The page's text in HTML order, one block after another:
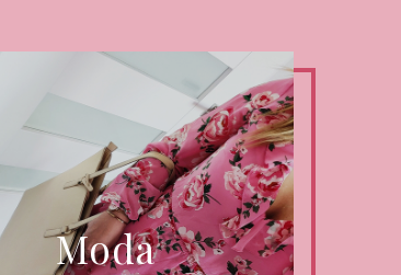
Moda